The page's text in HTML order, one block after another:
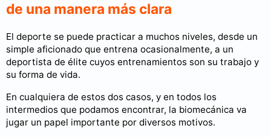
de una manera más clara
El deporte se puede practicar a muchos niveles, desde un
simple aficionado que entrena ocasionalmente, a un
deportista de élite cuyos entrenamientos son su trabajo y
su forma de vida.
En cualquiera de estos dos casos, y en todos los
intermedios que podamos encontrar, la biomecánica va
jugar un papel importante por diversos motivos.